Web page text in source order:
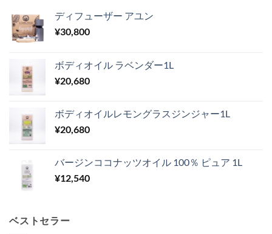
ディフューザー アユン
¥30,800
ボディオイル ラベンダー1L
¥20,680
ボディオイルレモングラスジンジャー1L
¥20,680
バージンココナッツオイル 100％ ピュア 1L
¥12,540
ベストセラー